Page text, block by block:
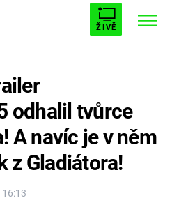
ŽIVĚ
AVENGERS 5
odhalil tvůrce
A navíc je v něm
z Gladiátora!